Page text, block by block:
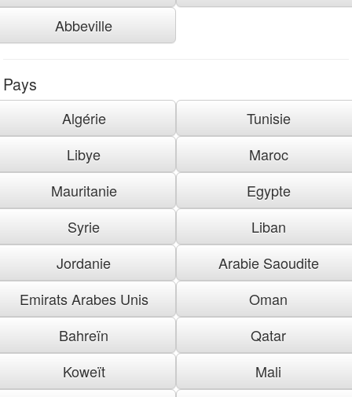
Abbeville
Pays
Algérie
Tunisie
Libye
Maroc
Mauritanie
Egypte
Syrie
Liban
Jordanie
Arabie Saoudite
Emirats Arabes Unis
Oman
Bahreïn
Qatar
Koweït
Mali